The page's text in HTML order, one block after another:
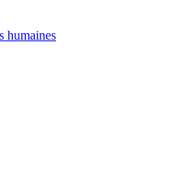
humaines